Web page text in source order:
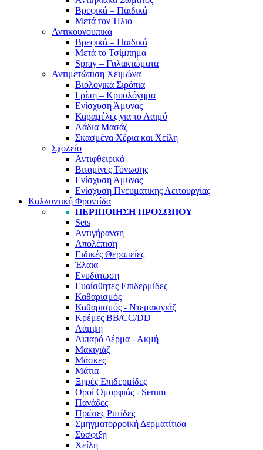
Βρεφικά – Παιδικά
Μετά τον Ήλιο
Αντικουνουπικά
Βρεφικά – Παιδικά
Μετά το Τσίμπημα
Spray – Γαλακτώματα
Αντιμετώπιση Χειμώνα
Βιολογικά Σιρόπια
Γρίπη – Κρυολόγημα
Ενίσχυση Άμυνας
Καραμέλες για το Λαιμό
Λάδια Μασάζ
Σκασμένα Χέρια και Χείλη
Σχολείο
Αντιφθειρικά
Βιταμίνες Τόνωσης
Ενίσχυση Άμυνας
Ενίσχυση Πνευματικής Λειτουργίας
Καλλυντική Φροντίδα
ΠΕΡΙΠΟΊΗΣΗ ΠΡΟΣΏΠΟΥ
Sets
Αντιγήρανση
Απολέπιση
Ειδικές Θεραπείες
Έλαια
Ενυδάτωση
Ευαίσθητες Επιδερμίδες
Καθαρισμός
Καθαρισμός - Ντεμακιγιάζ
Κρέμες BB/CC/DD
Λάμψη
Λιπαρό Δέρμα - Ακμή
Μακιγιάζ
Μάσκες
Μάτια
Ξηρές Επιδερμίδες
Οροί Ομορφιάς - Serum
Πανάδες
Πρώτες Ρυτίδες
Σμηγματορροϊκή Δερματίτιδα
Σύσφιξη
Χείλη